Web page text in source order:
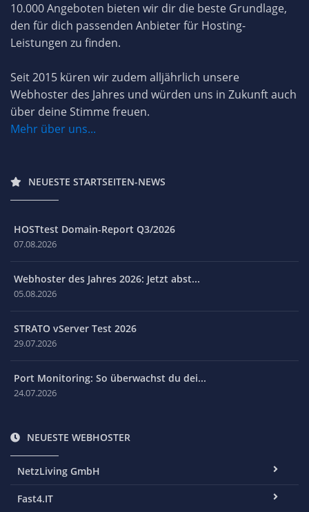
10.000 Angeboten bieten wir dir die beste Grundlage,
den für dich passenden Anbieter für Hosting-
Leistungen zu finden.
Seit 2015 küren wir zudem alljährlich unsere
Webhoster des Jahres und würden uns in Zukunft auch
über deine Stimme freuen.
Mehr über uns...
NEUESTE STARTSEITEN-NEWS
HOSTtest Domain-Report Q3/2026
07.08.2026
Webhoster des Jahres 2026: Jetzt abst...
05.08.2026
STRATO vServer Test 2026
29.07.2026
Port Monitoring: So überwachst du dei...
24.07.2026
NEUESTE WEBHOSTER
NetzLiving GmbH
Fast4.IT